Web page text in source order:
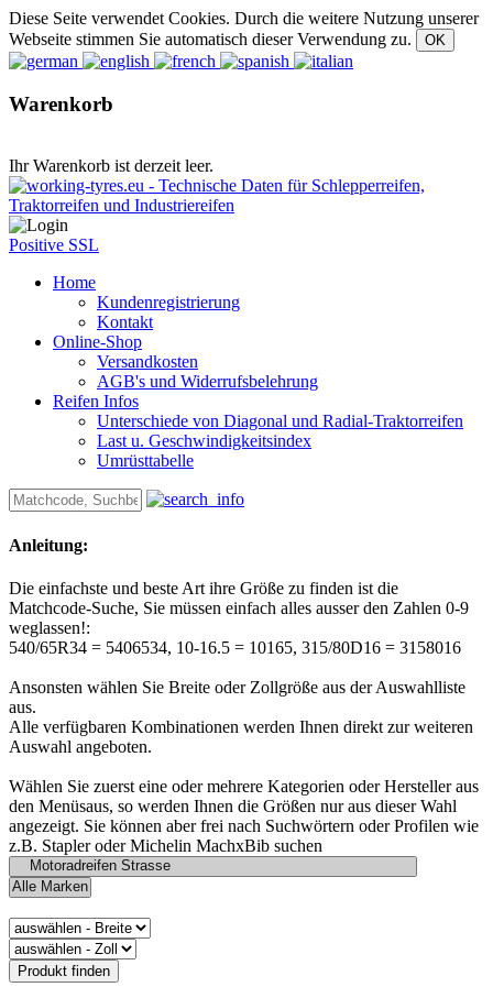
Diese Seite verwendet Cookies. Durch die weitere Nutzung unserer
Webseite stimmen Sie automatisch dieser Verwendung zu.
Warenkorb
Ihr Warenkorb ist derzeit leer.
Positive SSL
Home
Kundenregistrierung
Kontakt
Online-Shop
Versandkosten
AGB's und Widerrufsbelehrung
Reifen Infos
Unterschiede von Diagonal und Radial-Traktorreifen
Last u. Geschwindigkeitsindex
Umrüsttabelle
Anleitung:
Die einfachste und beste Art ihre Größe zu finden ist die
Matchcode-Suche, Sie müssen einfach alles ausser den Zahlen 0-9
weglassen!:
540/65R34 = 5406534, 10-16.5 = 10165, 315/80D16 = 3158016
Ansonsten wählen Sie Breite oder Zollgröße aus der Auswahlliste
aus.
Alle verfügbaren Kombinationen werden Ihnen direkt zur weiteren
Auswahl angeboten.
Wählen Sie zuerst eine oder mehrere Kategorien oder Hersteller aus
den Menüsaus, so werden Ihnen die Größen nur aus dieser Wahl
angezeigt. Sie können aber frei nach Suchwörtern oder Profilen wie
z.B. Stapler oder Michelin MachxBib suchen